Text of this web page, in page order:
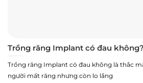
Trồng răng Implant có đau
Trồng răng Implant có đau không là thắc
người mất răng nhưng còn lo lắng